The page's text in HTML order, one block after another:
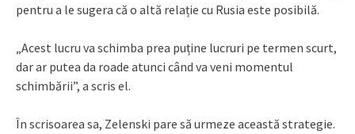
pentru a le sugera că o altă relație cu Rusia este posibilă.
„Acest lucru va schimba prea puține lucruri pe termen scurt,
dar ar putea da roade atunci când va veni momentul
schimbării”, a scris el.
În scrisoarea sa, Zelenski pare să urmeze această strategie.